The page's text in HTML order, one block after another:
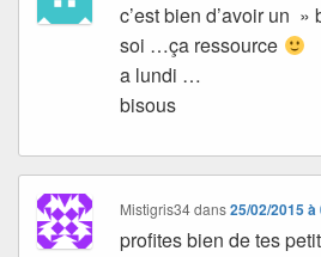
c’est bien d’avoir un
soi …ça ressource
a lundi …
bisous
Mistigris34dans25/02/2015
profites bien de tes